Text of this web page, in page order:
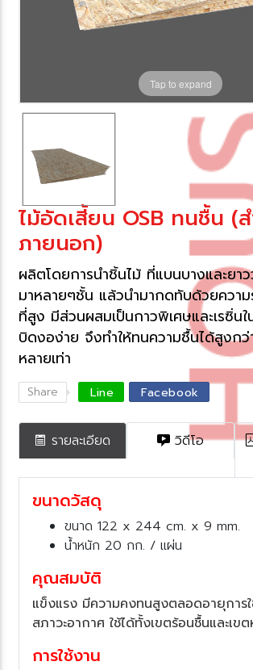
Tap to expand
ไม้อัดเสี้ยน OSB ทนชื้น (
ภายนอก)​
ผลิตโดยการนำชิ้นไม้ ที่แบนบางและยา
มาหลายๆชั้น แล้วนำมากดทับด้วยควา
ที่สูง มีส่วนผสมเป็นกาวพิเศษและเรซิ่น
บิดงอง่าย จึงทำให้ทนความชื้นได้สูงกว่
หลายเท่า​​
Share Line Facebook
รายละเอียด วิดีโอ
ขนาดวัสดุ
ขนาด 122 x 244 cm. x 9 mm.
น้ำหนัก 20 กก. / แผ่น
คุณสมบัติ
ข็งแรง มีความคงทนสูงตลอดอายุการ
สภาวะอากาศ ใช้ได้ทั้งเขตร้อนชื้นและเข
การใช้งาน